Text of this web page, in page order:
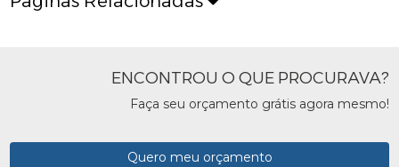
ENCONTROU O QUE PROCURAVA?
Faça seu orçamento grátis agora mesmo!
Quero meu orçamento